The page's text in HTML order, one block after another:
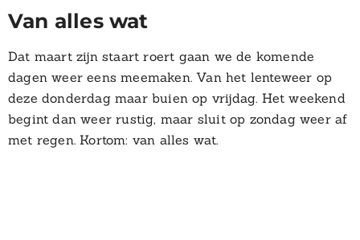
Van alles wat
Dat maart zijn staart roert gaan we de komende
dagen weer eens meemaken. Van het lenteweer op
deze donderdag maar buien op vrijdag. Het weekend
begint dan weer rustig, maar sluit op zondag weer af
met regen. Kortom: van alles wat.